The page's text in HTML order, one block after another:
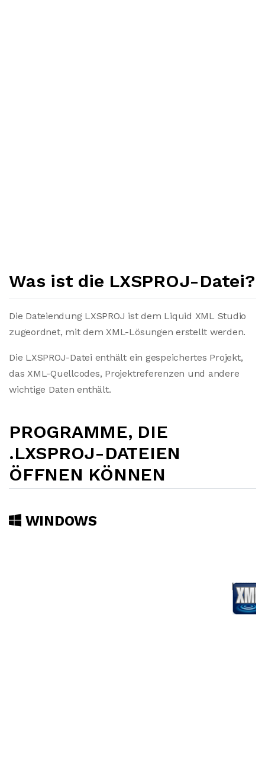
Was ist die LXSPROJ-Datei?
Die Dateiendung LXSPROJ ist dem Liquid XML Studio
zugeordnet, mit dem XML-Lösungen erstellt werden.
Die LXSPROJ-Datei enthält ein gespeichertes Projekt,
das XML-Quellcodes, Projektreferenzen und andere
wichtige Daten enthält.
PROGRAMME, DIE
.LXSPROJ-DATEIEN
ÖFFNEN KÖNNEN
WINDOWS